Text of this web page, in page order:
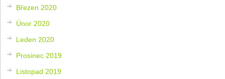
Březen 2020
Únor 2020
Leden 2020
Prosinec 2019
Listopad 2019